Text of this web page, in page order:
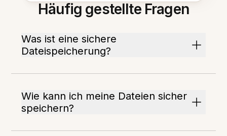
Häufig gestellte Fragen
Was ist eine sichere
Dateispeicherung?
Wie kann ich meine Dateien sicher
speichern?